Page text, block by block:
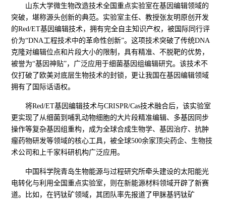
山东大学微生物改造技术全国重点实验室在基因编辑领域的
突破，堪称源头创新的典范。实验室主任、教授张友明原创开发
的Red/ET基因编辑技术，拥有完全自主知识产权，被国际同行评
价为“DNA工程技术中的革命性创新”。这项技术突破了传统DNA
克隆对编辑位点和片段大小的限制，具有精准、不脱靶的优势，
被誉为“基因神贴”，广泛应用于细菌基因组编辑研究。该技术不
仅打破了欧美对底层生物技术的封锁，更让我国在基因编辑领域
拥有了国际话语权。
将Red/ET基因编辑技术与CRISPR/Cas技术融合后，该实验室
更实现了从细菌到哺乳动物细胞的大片段精准编辑、多基因同步
操作等复杂基因组重构，成为全球合成生物学、基因治疗、抗肿
瘤药物研发等领域的核心工具，被全球500余家顶尖药企、生物技
术公司和上千家科研机构广泛应用。
中国科学院青岛生物能源与过程研究所牵头建设的太阳能光
电转化与利用全国重点实验室，则在新能源材料领域开辟了新赛
道。比如，在钙钛矿领域，其团队率先报道了甲脒基钙钛矿